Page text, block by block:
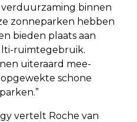
binnen
zonneparken hebben
bieden plaats aan
ruimtegebruik.
uiteraard mee-
schone
vertelt Roche van